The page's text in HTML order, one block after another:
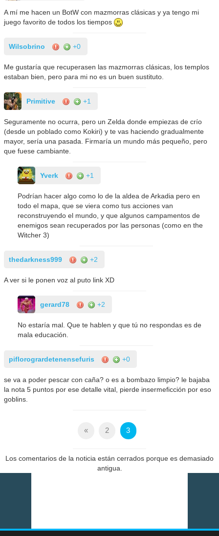
A mí me hacen un BotW con mazmorras clásicas y ya tengo mi
juego favorito de todos los tiempos
Wilsobrino +0
Me gustaría que recuperasen las mazmorras clásicas, los templos
estaban bien, pero para mi no es un buen sustituto.
Primitive +1
Seguramente no ocurra, pero un Zelda donde empiezas de crío
(desde un poblado como Kokiri) y te vas haciendo gradualmente
mayor, sería una pasada. Firmaría un mundo más pequeño, pero
que fuese cambiante.
Yverk +1
Podrían hacer algo como lo de la aldea de Arkadia pero en
todo el mapa, que se viera como tus acciones van
reconstruyendo el mundo, y que algunos campamentos de
enemigos sean recuperados por las personas (como en the
Witcher 3)
thedarkness999 +2
A ver si le ponen voz al puto link XD
gerard78 +2
No estaría mal. Que te hablen y que tú no respondas es de
mala educación.
piflorogrardetenensefuris +0
se va a poder pescar con caña? o es a bombazo limpio? le bajaba
la nota 5 puntos por ese detalle vital, pierde insermeficción por eso
goblins.
« 2 3
Los comentarios de la noticia están cerrados porque es demasiado
antigua.